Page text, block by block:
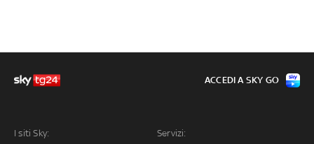
I siti Sky: Servizi:
ACCEDI A SKY GO